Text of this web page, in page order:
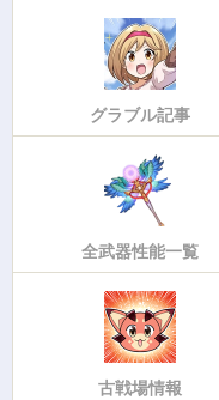
グラブル記事
全武器性能一覧
古戦場情報